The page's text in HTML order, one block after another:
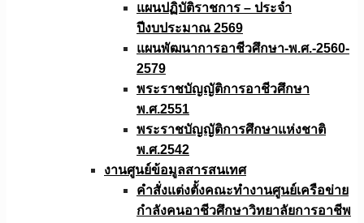
แผนปฏิบัติราชการ – ประจำ
ปีงบประมาณ 2569
แผนพัฒนาการอาชีวศึกษา-พ.ศ.-2560-
2579
พระราชบัญญัติการอาชีวศึกษา
พ.ศ.2551
พระราชบัญญัติการศึกษาแห่งชาติ
พ.ศ.2542
งานศูนย์ข้อมูลสารสนเทศ
คำสั่งแต่งตั้งคณะทำงานศูนย์เครือข่าย
กำลังคนอาชีวศึกษาวิทยาลัยการอาชีพ